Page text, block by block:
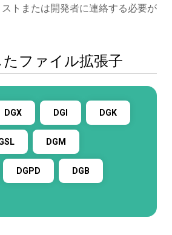
トまたは開発者に連絡する必要が
たファイル拡張子
DGX DGI DGK
DGM
DGPD DGB